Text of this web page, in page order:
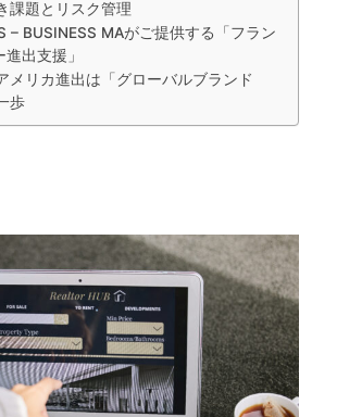
課題とリスク管理
– BUSINESS MAがご提供する「フラン
出支援」
メリカ進出は「グローバルブランド
歩